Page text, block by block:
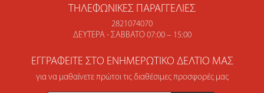
ΤΗΛΕΦΩΝΙΚΈΣ ΠΑΡΑΓΓΕΛΊΕΣ
2821074070
ΔΕΥΤΈΡΑ - ΣΆΒΒΑΤΟ 07:00 – 15:00
ΕΓΓΡΑΦΕΊΤΕ ΣΤΟ ΕΝΗΜΕΡΩΤΙΚΌ ΔΕΛΤΊΟ ΜΑΣ
για να μαθαίνετε πρώτοι τις διαθέσιμες προσφορές μας